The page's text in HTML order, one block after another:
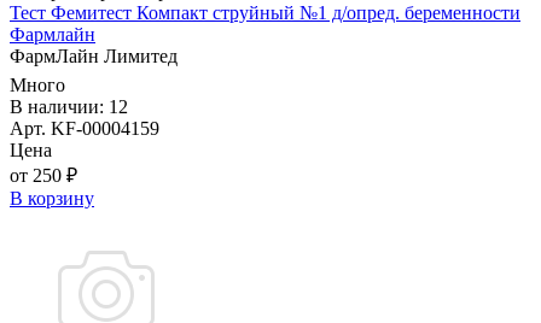
Тест Фемитест Компакт струйный №1 д/опред. беременности
Фармлайн
ФармЛайн Лимитед
Много
В наличии: 12
Арт. KF-00004159
Цена
от 250 ₽
В корзину